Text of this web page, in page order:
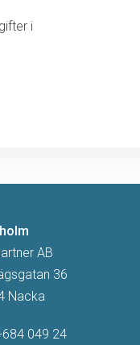
i
AB
36
Nacka
684 049 24